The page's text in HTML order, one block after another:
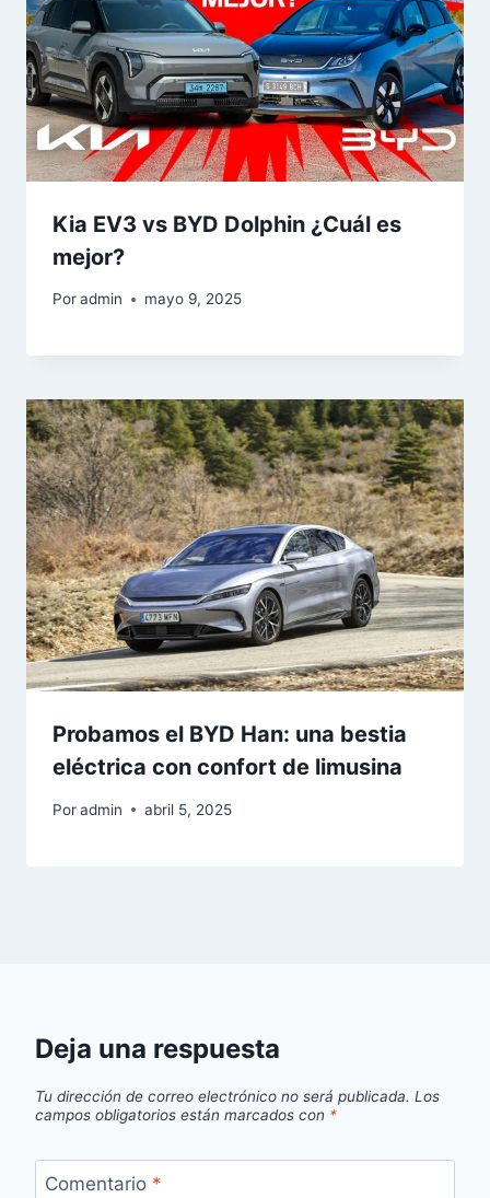
Kia EV3 vs BYD Dolphin ¿Cuál es
mejor?
Poradmin mayo 9, 2025
Probamos el BYD Han: una bestia
eléctrica con confort de limusina
Poradmin abril 5, 2025
Deja una respuesta
Tu dirección de correo electrónico no será publicada. Los
campos obligatorios están marcados con *
Comentario *